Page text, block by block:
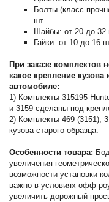
Болты (класс
шт.
Шайбы: от 20 до 32
Гайки: от 10 до 16
При заказе комплектов
какое крепление
автомобиле:
1) Комплекты 315195
и 3159 сделаны под
2) Комплекты 469 (3151),
кузова старого образца.
Особенности товара:
увеличения
возможности установки
важно в условиях офф-
увеличить дорожный